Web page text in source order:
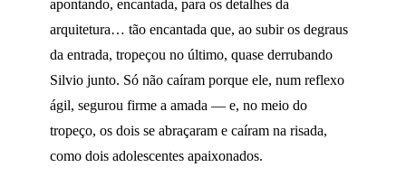
apontando, encantada, para os detalhes da
arquitetura… tão encantada que, ao subir os degraus
da entrada, tropeçou no último, quase derrubando
Silvio junto. Só não caíram porque ele, num reflexo
ágil, segurou firme a amada — e, no meio do
tropeço, os dois se abraçaram e caíram na risada,
como dois adolescentes apaixonados.